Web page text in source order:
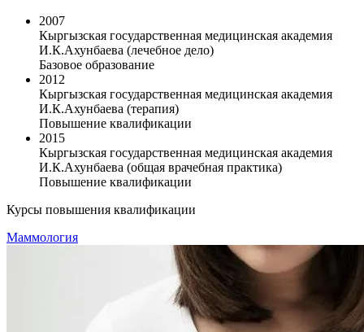
2007
Кыргызская государственная медицинская академия
И.К.Ахунбаева (лечебное дело)
Базовое образование
2012
Кыргызская государственная медицинская академия
И.К.Ахунбаева (терапия)
Повышение квалификации
2015
Кыргызская государственная медицинская академия
И.К.Ахунбаева (общая врачебная практика)
Повышение квалификации
Курсы повышения квалификации
Маммология